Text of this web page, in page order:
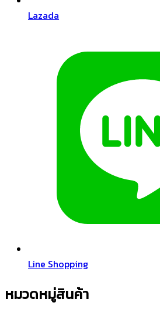
Lazada
Line Shopping
หมวดหมู่สินค้า